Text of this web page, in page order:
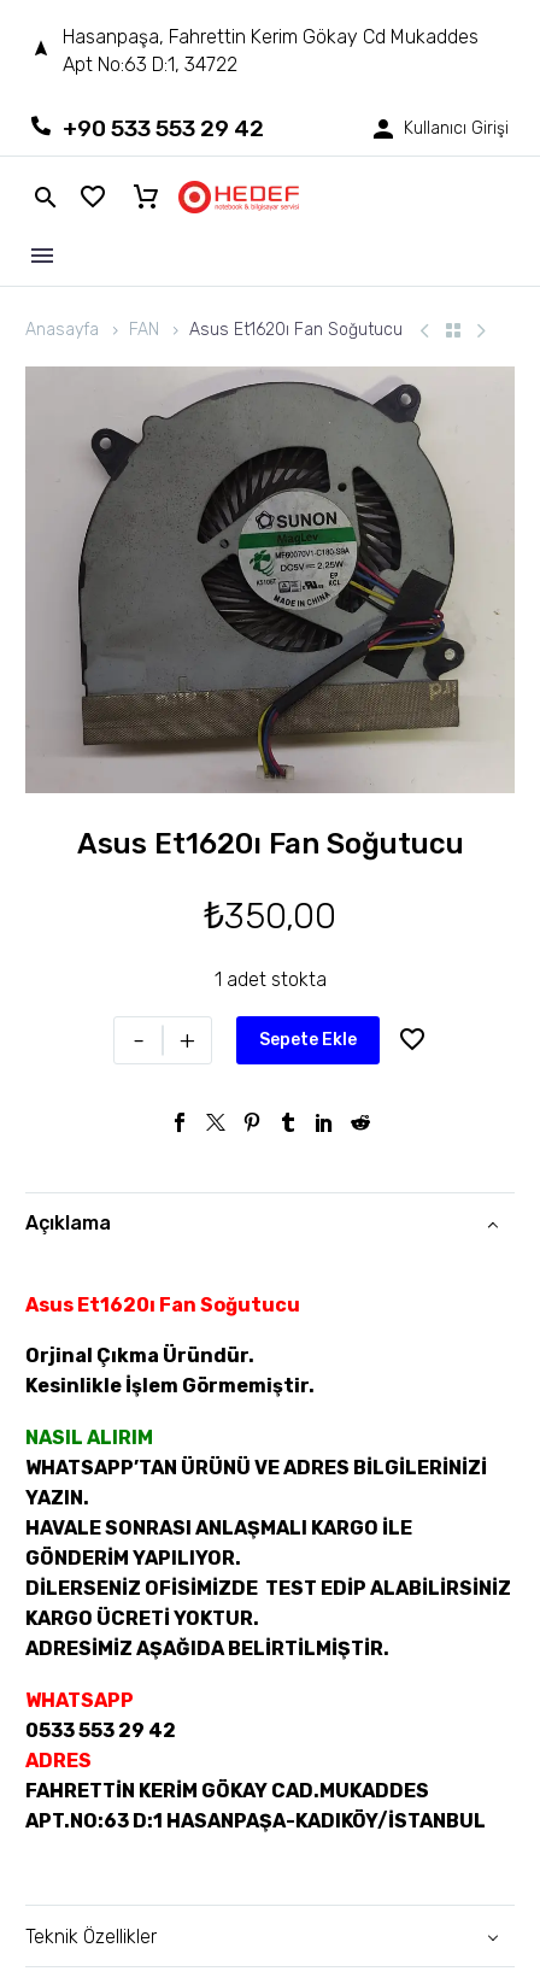
Hasanpaşa, Fahrettin Kerim Gökay Cd Mukaddes
Apt No:63 D:1, 34722
+90 533 553 29 42 Kullanıcı Girişi
Anasayfa FAN Asus Et1620ı Fan Soğutucu
Asus Et1620ı Fan Soğutucu
₺350,00
1 adet stokta
- + Sepete Ekle
Açıklama
Asus Et1620ı Fan Soğutucu
Orjinal Çıkma Üründür.
Kesinlikle İşlem Görmemiştir.
NASIL ALIRIM
WHATSAPP’TAN ÜRÜNÜ VE ADRES BİLGİLERİNİZİ
YAZIN.
HAVALE SONRASI ANLAŞMALI KARGO İLE
GÖNDERİM YAPILIYOR.
DİLERSENİZ OFİSİMİZDE TEST EDİP ALABİLİRSİNİZ
KARGO ÜCRETİ YOKTUR.
ADRESİMİZ AŞAĞIDA BELİRTİLMİŞTİR.
WHATSAPP
0533 553 29 42
ADRES
FAHRETTİN KERİM GÖKAY CAD.MUKADDES
APT.NO:63 D:1 HASANPAŞA-KADIKÖY/İSTANBUL
Teknik Özellikler